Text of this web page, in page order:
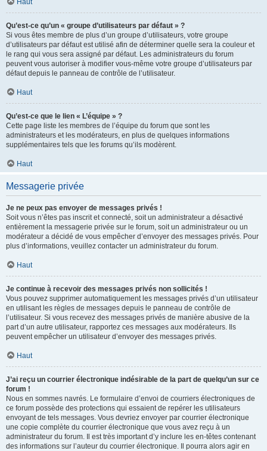
Haut
Qu’est-ce qu’un « groupe d’utilisateurs par défaut » ?
Si vous êtes membre de plus d’un groupe d’utilisateurs, votre groupe
d’utilisateurs par défaut est utilisé afin de déterminer quelle sera la couleur et
le rang qui vous sera assigné par défaut. Les administrateurs du forum
peuvent vous autoriser à modifier vous-même votre groupe d’utilisateurs par
défaut depuis le panneau de contrôle de l’utilisateur.
Haut
Qu’est-ce que le lien « L’équipe » ?
Cette page liste les membres de l’équipe du forum que sont les
administrateurs et les modérateurs, en plus de quelques informations
supplémentaires tels que les forums qu’ils modèrent.
Haut
Messagerie privée
Je ne peux pas envoyer de messages privés !
Soit vous n’êtes pas inscrit et connecté, soit un administrateur a désactivé
entièrement la messagerie privée sur le forum, soit un administrateur ou un
modérateur a décidé de vous empêcher d’envoyer des messages privés. Pour
plus d’informations, veuillez contacter un administrateur du forum.
Haut
Je continue à recevoir des messages privés non sollicités !
Vous pouvez supprimer automatiquement les messages privés d’un utilisateur
en utilisant les règles de messages depuis le panneau de contrôle de
l’utilisateur. Si vous recevez des messages privés de manière abusive de la
part d’un autre utilisateur, rapportez ces messages aux modérateurs. Ils
peuvent empêcher un utilisateur d’envoyer des messages privés.
Haut
J’ai reçu un courrier électronique indésirable de la part de quelqu’un sur ce
forum !
Nous en sommes navrés. Le formulaire d’envoi de courriers électroniques de
ce forum possède des protections qui essaient de repérer les utilisateurs
envoyant de tels messages. Vous devriez envoyer par courrier électronique
une copie complète du courrier électronique que vous avez reçu à un
administrateur du forum. Il est très important d’y inclure les en-têtes contenant
des informations sur l’auteur du courrier électronique. Il pourra alors agir en